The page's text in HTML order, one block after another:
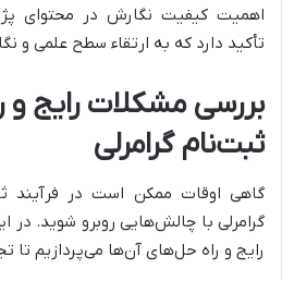
اهمیت کیفیت نگارش در محتوای
تأکید دارد که به ارتقاء سطح علمی و
بررسی مشکلات رایج و
ثبت‌نام گرامرلی
گاهی اوقات ممکن است در فرآیند
گرامرلی با چالش‌هایی روبرو شوید.
رایج و راه حل‌های آن‌ها می‌پردازیم تا